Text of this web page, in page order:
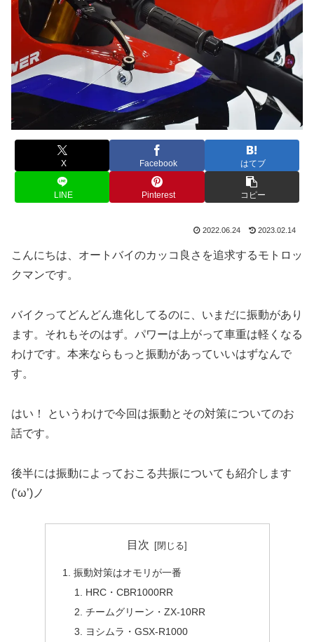
X Facebook はてブ
LINE Pinterest コピー
2022.06.24 2023.02.14
こんにちは、オートバイのカッコ良さを追求するモトロッ
クマンです。
バイクってどんどん進化してるのに、いまだに振動があり
ます。それもそのはず。パワーは上がって車重は軽くなる
わけです。本来ならもっと振動があっていいはずなんで
す。
はい！ というわけで今回は振動とその対策についてのお
話です。
後半には振動によっておこる共振についても紹介します
(‘ω’)ノ
目次
振動対策はオモリが一番
HRC・CBR1000RR
チームグリーン・ZX-10RR
ヨシムラ・GSX-R1000